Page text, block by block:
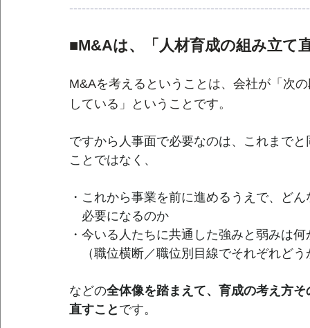
■M&Aは、「人材育成の組み立て
M&Aを考えるということは、会社が「次
している」ということです。
ですから人事面で必要なのは、これまで
ことではなく、
・これから事業を前に進めるうえで、ど
必要になるのか
・今いる人たちに共通した強みと弱みは何
（職位横断／職位別目線でそ
などの全体像を踏まえて、育成の考え方
直すこと です。